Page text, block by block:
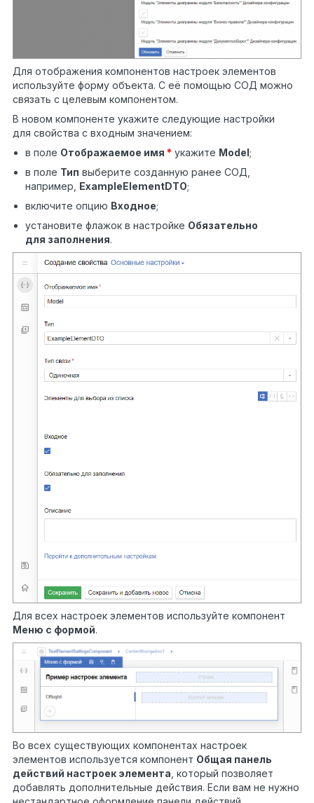
Для отображения компонентов настроек элементов
используйте форму объекта. С её помощью СОД можно
связать с целевым компонентом.
В новом компоненте укажите следующие настройки
для свойства с входным значением:
в поле Отображаемое имя * укажите Model;
в поле Тип выберите созданную ранее СОД,
например, ExampleElementDTO;
включите опцию Входное;
установите флажок в настройке Обязательно
для заполнения.
Для всех настроек элементов используйте компонент
Меню с формой.
Во всех существующих компонентах настроек
элементов используется компонент Общая панель
действий настроек элемента , который позволяет
добавлять дополнительные действия. Если вам не нужно